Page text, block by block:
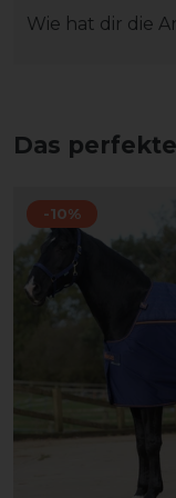
Wie hat dir die
Das
-10%